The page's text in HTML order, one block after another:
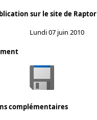
sur le site de
Lundi 07 juin 2010
complémentaires